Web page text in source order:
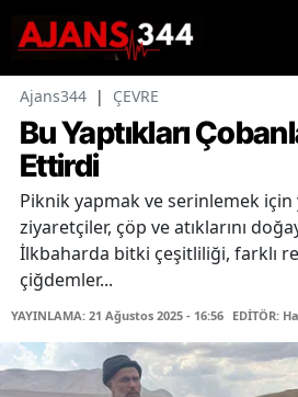
Ajans344 | ÇEVRE
Bu Yaptıkları
Ettirdi
Piknik yapmak ve serinlemek için
ziyaretçiler, çöp ve atıklarını
İlkbaharda bitki çeşitliliği, farklı
çiğdemler...
YAYINLAMA: 21 Ağustos 2025 - 16:56 EDİTÖR: